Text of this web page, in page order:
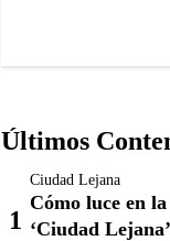
Últimos
Ciudad Lejana
Cómo luce en
‘Ciudad